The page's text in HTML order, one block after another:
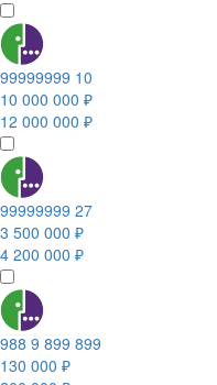
99999999 10
10 000 000 ₽
12 000 000 ₽
99999999 27
3 500 000 ₽
4 200 000 ₽
988 9 899 899
130 000 ₽